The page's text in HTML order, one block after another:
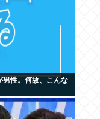
男性。何故、こんな